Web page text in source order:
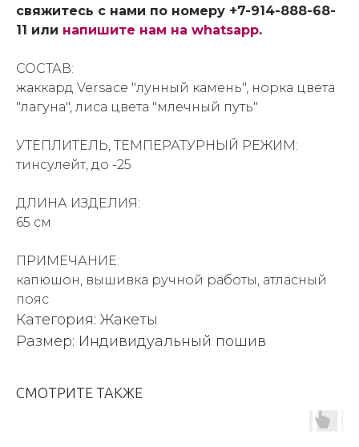
свяжитесь с нами по номеру +7-914-888-68-
11 или напишите нам на whatsapp.
СОСТАВ:
жаккард Versace "лунный камень", норка цвета
"лагуна", лиса цвета "млечный путь"
УТЕПЛИТЕЛЬ, ТЕМПЕРАТУРНЫЙ РЕЖИМ:
тинсулейт, до -25
ДЛИНА ИЗДЕЛИЯ:
65 см
ПРИМЕЧАНИЕ:
капюшон, вышивка ручной работы, атласный
пояс
Категория: Жакеты
Размер: Индивидуальный пошив
СМОТРИТЕ ТАКЖЕ